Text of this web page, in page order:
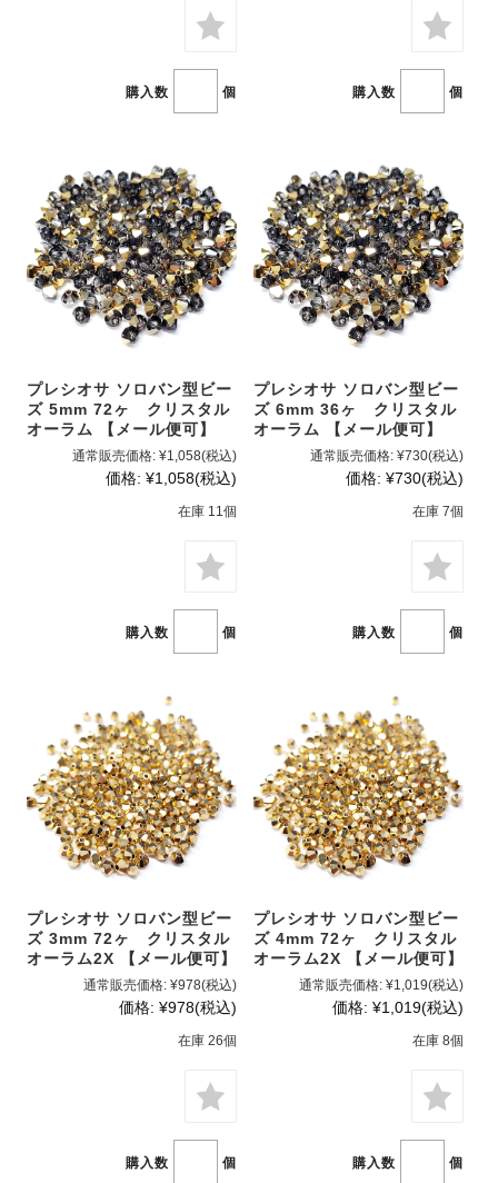
購入数 個 購入数 個
プレシオサ ソロバン型ビー
ズ 5mm 72ヶ クリスタル
オーラム 【メール便可】
通常販売価格: ¥1,058(税込)
価格: ¥1,058(税込)
在庫 11個
購入数 個
プレシオサ ソロバン型ビー
ズ 6mm 36ヶ クリスタル
オーラム 【メール便可】
通常販売価格: ¥730(税込)
価格: ¥730(税込)
在庫 7個
購入数 個
プレシオサ ソロバン型ビー
ズ 3mm 72ヶ クリスタル
オーラム2X 【メール便可】
通常販売価格: ¥978(税込)
価格: ¥978(税込)
在庫 26個
購入数 個
プレシオサ ソロバン型ビー
ズ 4mm 72ヶ クリスタル
オーラム2X 【メール便可】
通常販売価格: ¥1,019(税込)
価格: ¥1,019(税込)
在庫 8個
購入数 個